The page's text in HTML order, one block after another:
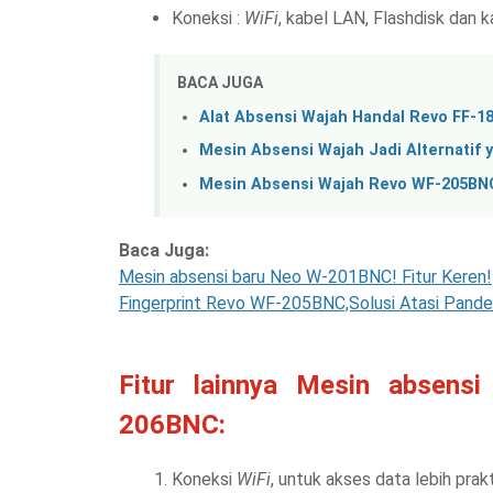
Koneksi : WiFi, kabel LAN, Flashdisk dan
BACA JUGA
Alat Absensi Wajah Handal Revo FF-
Mesin Absensi Wajah Jadi Alternatif
Mesin Absensi Wajah Revo WF-
Baca Juga:
Mesin absensi baru Neo W-201BNC! Fitur Keren!
Fingerprint Revo WF-205BNC,Solusi Atasi
Fitur lainnya Mesin
206BNC:
Koneksi WiFi, untuk akses data lebih